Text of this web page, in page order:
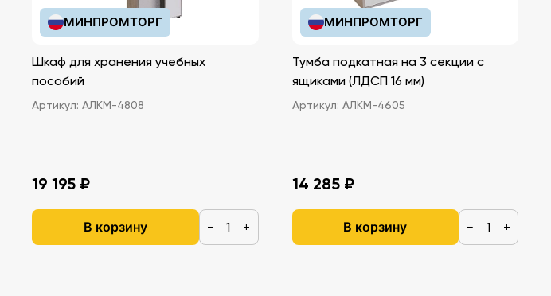
МИНПРОМТОРГ
Шкаф для хранения учебных
пособий
Артикул: АЛКМ-4808
19 195 ₽
В корзину − +
МИНПРОМТОРГ
Тумба подкатная на 3 секции с
ящиками (ЛДСП 16 мм)
Артикул: АЛКМ-4605
14 285 ₽
В корзину − +